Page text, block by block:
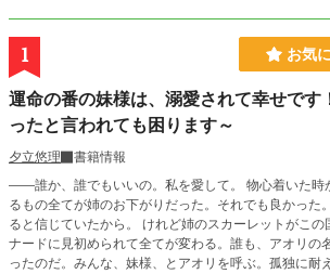
1 お気
運命の番の妹様は、溺愛されて幸せです
ったと言われても困ります～
夕立悠理
書籍情報
――誰か、誰でもいいの。私を愛して。 物心着いた時
るもの全てが姉のお下がりだった。それでも良かった
ると信じていたから。 けれど姉のスカーレットがこの
ナードに見初められて全てが変わる。誰も、アオリの
ったのだ。みんな、妹様、とアオリを呼ぶ。孤独に耐